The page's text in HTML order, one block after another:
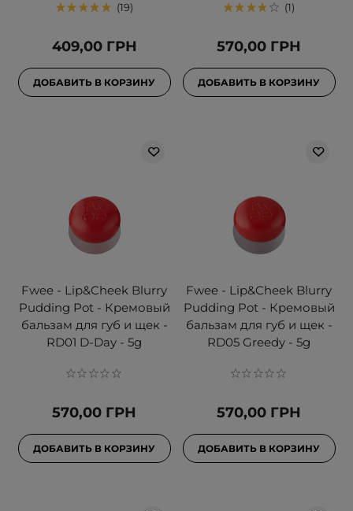
19
409,00 ГРН
ДОБАВИТЬ В КОРЗИНУ
1
570,00 ГРН
ДОБАВИТЬ В КОРЗИНУ
Fwee - Lip&Cheek Blurry
Pudding Pot - Кремовый
бальзам для губ и щек -
RD01 D-Day - 5g
570,00 ГРН
ДОБАВИТЬ В КОРЗИНУ
Fwee - Lip&Cheek Blurry
Pudding Pot - Кремовый
бальзам для губ и щек -
RD05 Greedy - 5g
570,00 ГРН
ДОБАВИТЬ В КОРЗИНУ